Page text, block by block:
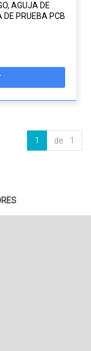
AGUJA DE
DE PRUEBA PCB
1 de 1